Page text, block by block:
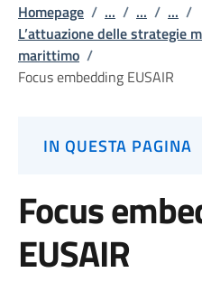
Homepage / ... / ... / ... /
L’attuazione delle strategie
marittimo /
Focus embedding EUSAIR
IN QUESTA PAGINA
Focus
EUSAIR